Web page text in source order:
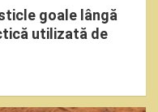
goale lângă
utilizată de